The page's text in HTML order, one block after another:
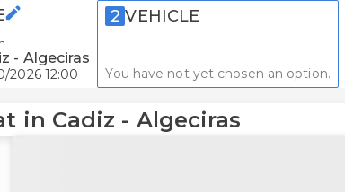
- Algeciras
2026 12:00
2 VEHICLE
You have not yet chosen an option.
in Cadiz - Algeciras